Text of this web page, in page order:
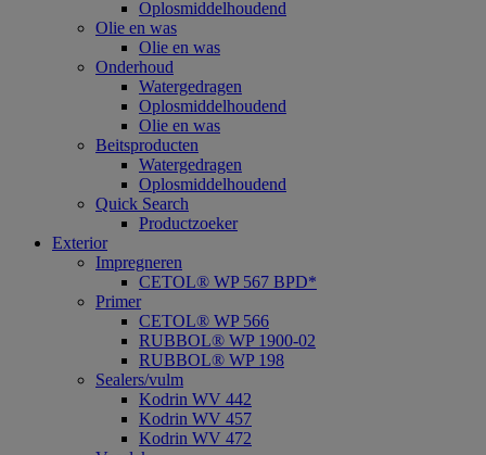
Oplosmiddelhoudend
Olie en was
Olie en was
Onderhoud
Watergedragen
Oplosmiddelhoudend
Olie en was
Beitsproducten
Watergedragen
Oplosmiddelhoudend
Quick Search
Productzoeker
Exterior
Impregneren
CETOL® WP 567 BPD*
Primer
CETOL® WP 566
RUBBOL® WP 1900-02
RUBBOL® WP 198
Sealers/vulm
Kodrin WV 442
Kodrin WV 457
Kodrin WV 472